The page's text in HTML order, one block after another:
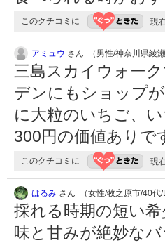
このクチコミに 現
アミュウ さん （男性/神奈川県綾瀬
三島スカイウォー
デンにもショップ
に大粒のいちご、
300円の価値ありで
このクチコミに 現
はるみ さん （女性/牧之原市/40代/
採れる時期の短い
味と甘みが絶妙な